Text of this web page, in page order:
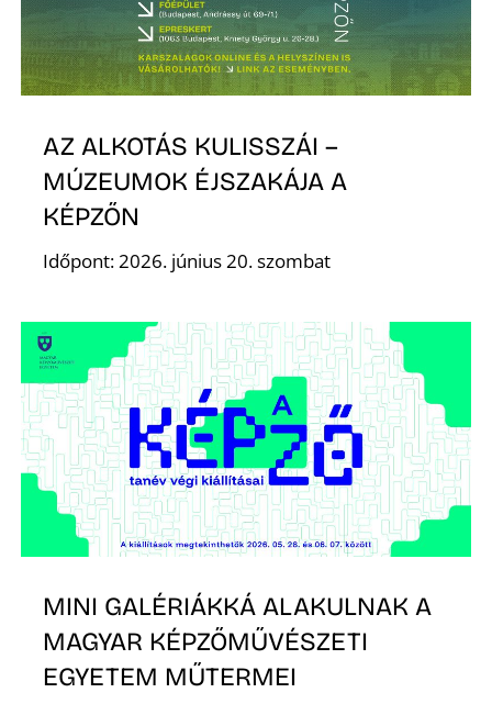
AZ ALKOTÁS KULISSZÁI –
MÚZEUMOK ÉJSZAKÁJA A
KÉPZŐN
Időpont: 2026. június 20. szombat
MINI GALÉRIÁKKÁ ALAKULNAK A
MAGYAR KÉPZŐMŰVÉSZETI
EGYETEM MŰTERMEI